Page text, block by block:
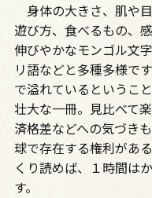
身体の大きさ、肌や
遊び方、食べるもの、
伸びやかなモンゴル文
リ語などと多種多様で
で溢れているというこ
壮大な一冊。見比べて
済格差などへの気づき
球で存在する権利があ
くり読めば、１時間は
す。